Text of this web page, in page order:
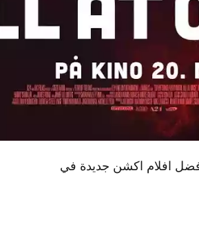
افلام اكشن جديدة في